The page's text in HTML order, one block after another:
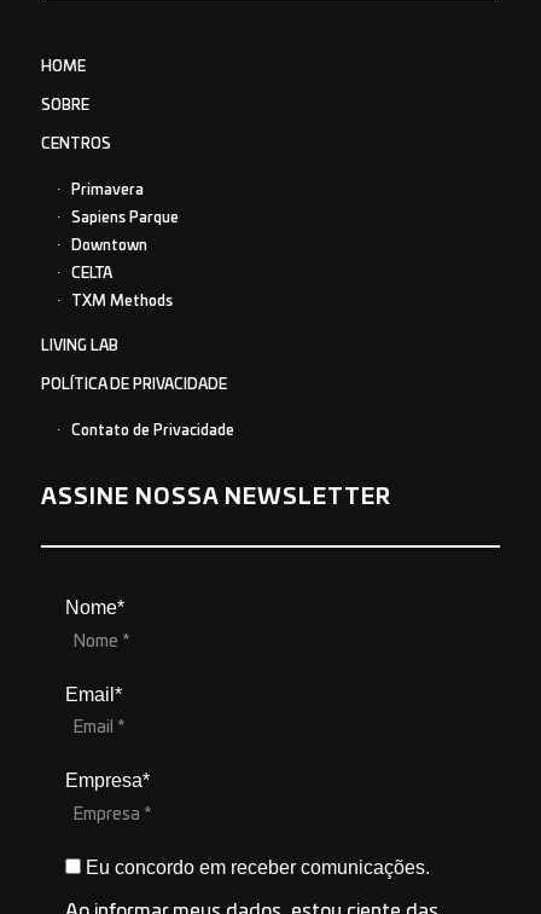
HOME
SOBRE
CENTROS
Primavera
Sapiens Parque
Downtown
CELTA
TXM Methods
LIVING LAB
POLÍTICA DE PRIVACIDADE
Contato de Privacidade
ASSINE NOSSA NEWSLETTER
Nome*
Email*
Empresa*
Eu concordo em receber comunicações.